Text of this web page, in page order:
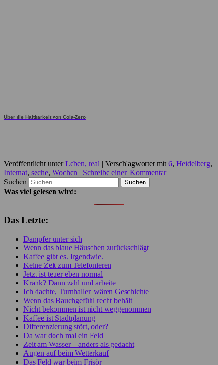
Über die Haltbarkeit von Cola-Zero
Veröffentlicht unter Leben, real | Verschlagwortet mit 6, Heidelberg,
Internat, seche, Wochen | Schreibe einen Kommentar
Suchen
Was viel gelesen wird:
Das Letzte:
Dampfer unter sich
Wenn das blaue Häuschen zurückschlägt
Kaffee gibt es. Irgendwie.
Keine Zeit zum Telefonieren
Jetzt ist teuer eben normal
Krank? Dann zahl und arbeite
Ich dachte, Turnhallen wären Geschichte
Wenn das Bauchgefühl recht behält
Nicht bekommen ist nicht weggenommen
Kaffee ist Stadtplanung
Differenzierung stört, oder?
Da war doch mal ein Feld
Zeit am Wasser – anders als gedacht
Augen auf beim Wetterkauf
Das Feld war beim Frisör